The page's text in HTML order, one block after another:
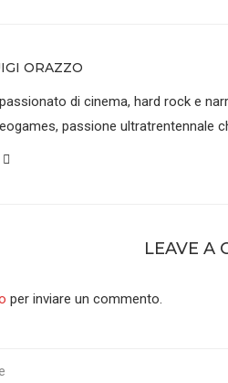
ORAZZO
di cinema, hard rock e
passione ultratrentennale
LEAVE A
per inviare un commento.